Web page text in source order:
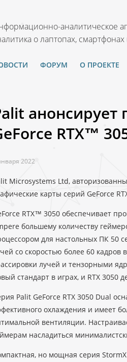
аналитическое
о лаптопах,
ФОРУМ О ПРОЕКТЕ
анонсирует
RTX™
2022
Microsystems Ltd,
карты серий GeForce
RTX™ 3050 обеспечивает
большему количеству
для настольных ПК 50
со скоростью более 60 кадров
лучей и тензорными
стандарт в играх, и RTX 3050
Palit GeForce RTX 3050 Dual
охлаждения и имеет
вентиляции.
насладиться
но мощная серия